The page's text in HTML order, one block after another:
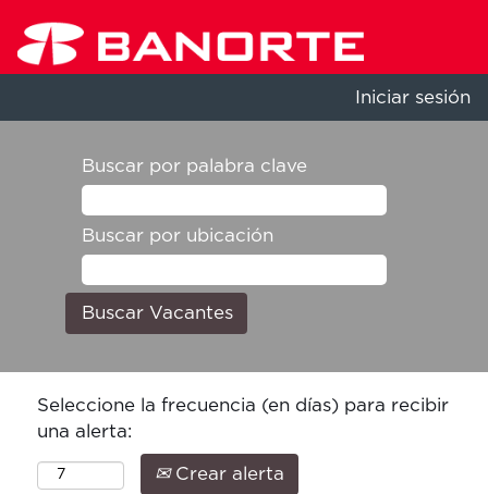
Iniciar sesión
Buscar por palabra clave
Buscar por ubicación
Seleccione la frecuencia (en días) para recibir
una alerta:
Crear alerta